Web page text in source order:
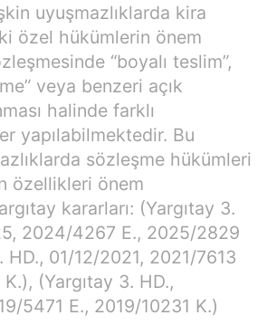
uyuşmazlıklarda kira
özel hükümlerin önem
“boyalı teslim”,
veya benzeri açık
halinde farklı
yapılabilmektedir. Bu
sözleşme hükümleri
özellikleri önem
kararları: (Yargıtay 3.
2024/4267 E., 2025/2829
HD., 01/12/2021, 2021/7613
(Yargıtay 3. HD.,
5471 E., 2019/10231 K.)